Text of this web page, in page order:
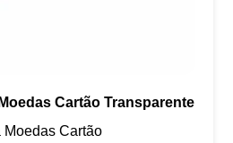
Cartão Transparente
Moedas Cartão